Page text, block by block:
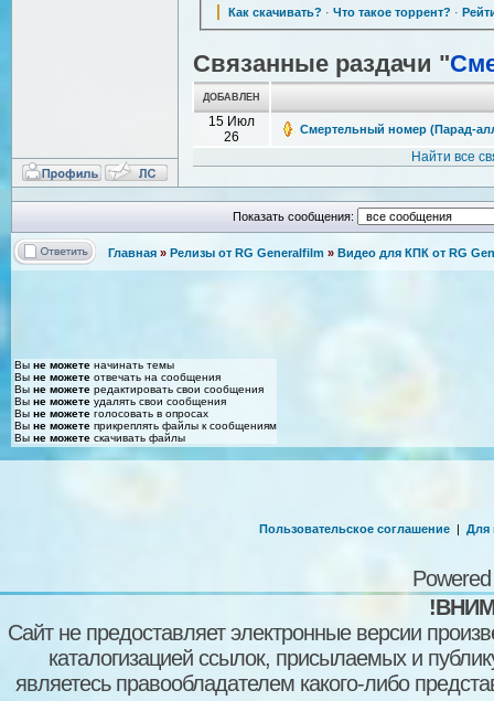
Как скачивать? · Что такое торрент? ·
Связанные раздачи "
ДОБАВЛЕН
15 Июл
26
Смертельный номер (Парад-
Найти все
Показать сообщения:
Главная » Релизы от RG Generalfilm » Видео для КПК от RG
Вы не можете начинать темы
Вы не можете отвечать на сообщения
Вы не можете редактировать свои сообщения
Вы не можете удалять свои сообщения
Вы не можете голосовать в опросах
Вы не можете прикреплять файлы к сообщениям
Вы не можете скачивать файлы
Пользовательское соглашение | Для
Сайт не предоставляет электронные версии
каталогизацией ссылок, присылаемых и
являетесь правообладателем какого-либо